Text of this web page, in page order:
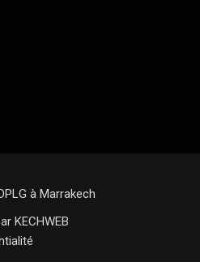
à Marrakech
KECHWEB